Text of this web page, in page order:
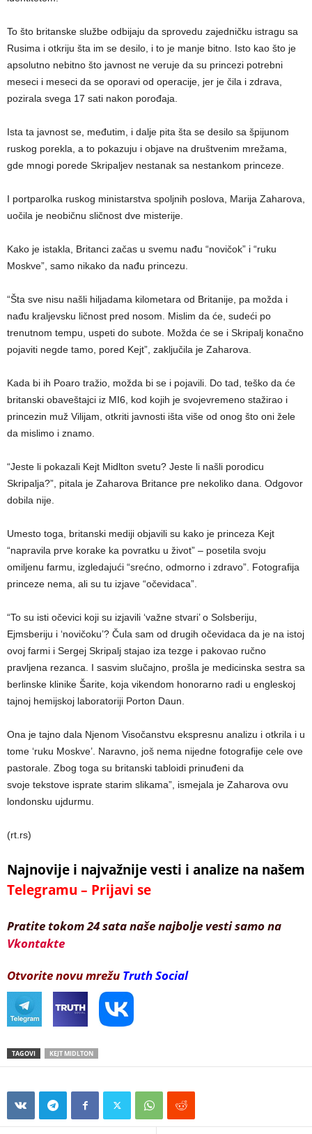
To što britanske službe odbijaju da sprovedu zajedničku istragu sa
Rusima i otkriju šta im se desilo, i to je manje bitno. Isto kao što je
apsolutno nebitno što javnost ne veruje da su princezi potrebni
meseci i meseci da se oporavi od operacije, jer je čila i zdrava,
pozirala svega 17 sati nakon porođaja.
Ista ta javnost se, međutim, i dalje pita šta se desilo sa špijunom
ruskog porekla, a to pokazuju i objave na društvenim mrežama,
gde mnogi porede Skripaljev nestanak sa nestankom princeze.
I portparolka ruskog ministarstva spoljnih poslova, Marija Zaharova,
uočila je neobičnu sličnost dve misterije.
Kako je istakla, Britanci začas u svemu nađu “novičok” i “ruku
Moskve”, samo nikako da nađu princezu.
“Šta sve nisu našli hiljadama kilometara od Britanije, pa možda i
nađu kraljevsku ličnost pred nosom. Mislim da će, sudeći po
trenutnom tempu, uspeti do subote. Možda će se i Skripalj konačno
pojaviti negde tamo, pored Kejt”, zaključila je Zaharova.
Kada bi ih Poaro tražio, možda bi se i pojavili. Do tad, teško da će
britanski obaveštajci iz MI6, kod kojih je svojevremeno stažirao i
princezin muž Vilijam, otkriti javnosti išta više od onog što oni žele
da mislimo i znamo.
“Jeste li pokazali Kejt Midlton svetu? Jeste li našli porodicu
Skripalja?”, pitala je Zaharova Britance pre nekoliko dana. Odgovor
dobila nije.
Umesto toga, britanski mediji objavili su kako je princeza Kejt
“napravila prve korake ka povratku u život” – posetila svoju
omiljenu farmu, izgledajući “srećno, odmorno i zdravo”. Fotografija
princeze nema, ali su tu izjave “očevidaca”.
“To su isti očevici koji su izjavili ‘važne stvari’ o Solsberiju,
Ejmsberiju i ‘novičoku’? Čula sam od drugih očevidaca da je na istoj
ovoj farmi i Sergej Skripalj stajao iza tezge i pakovao ručno
pravljena rezanca. I sasvim slučajno, prošla je medicinska sestra sa
berlinske klinike Šarite, koja vikendom honorarno radi u engleskoj
tajnoj hemijskoj laboratoriji Porton Daun.
Ona je tajno dala Njenom Visočanstvu ekspresnu analizu i otkrila i u
tome ‘ruku Moskve’. Naravno, još nema nijedne fotografije cele ove
pastorale. Zbog toga su britanski tabloidi prinuđeni da
svoje tekstove isprate starim slikama”, ismejala je Zaharova ovu
londonsku ujdurmu.
(rt.rs)
Najnovije i najvažnije vesti i analize na našem
Telegramu – Prijavi se
Pratite tokom 24 sata naše najbolje vesti samo na
Vkontakte
Otvorite novu mrežu Truth Social
TAGOVI KEJT MIDLTON